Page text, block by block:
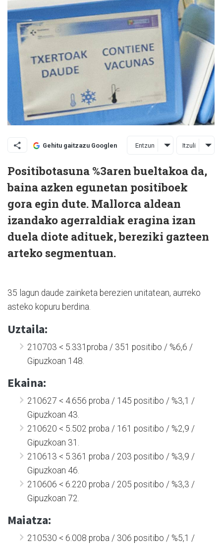
Gehitu gaitzazu Googlen Entzun Itzuli
Positibotasuna %3aren bueltakoa da,
baina azken egunetan positiboek
gora egin dute. Mallorca aldean
izandako agerraldiak eragina izan
duela diote adituek, bereziki gazteen
arteko segmentuan.
35 lagun daude zainketa berezien unitatean, aurreko
asteko kopuru berdina.
Uztaila:
210703 < 5.331proba / 351 positibo / %6,6 /
Gipuzkoan 148.
Ekaina:
210627 < 4.656 proba / 145 positibo / %3,1 /
Gipuzkoan 43.
210620 < 5.502 proba / 161 positibo / %2,9 /
Gipuzkoan 31.
210613 < 5.361 proba / 203 positibo / %3,9 /
Gipuzkoan 46.
210606 < 6.220 proba / 205 positibo / %3,3 /
Gipuzkoan 72.
Maiatza:
210530 < 6.008 proba / 306 positibo / %5,1 /